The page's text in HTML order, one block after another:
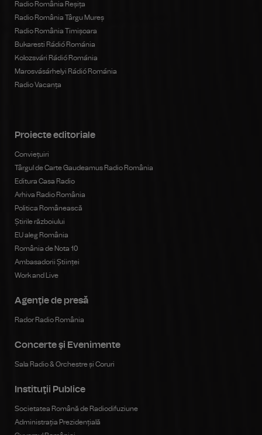
Radio România Reșița
Radio România Târgu Mureș
Radio România Timișoara
Bukaresti Rádió Románia
Kolozsvári Rádió Románia
Marosvásárhelyi Rádió Románia
Radio Vacanța
Proiecte editoriale
Conviețuiri
Târgul de Carte Gaudeamus Radio România
Editura Casa Radio
Arhiva Radio România
Politica Românească
Știrile războiului
EU aleg România
România de Nota 10
Ambasadorii Științei
Work and Live
Agenţie de presă
Rador Radio România
Concerte şi Evenimente
Sala Radio & Orchestre și Coruri
Instituţii Publice
Societatea Română de Radiodifuziune
Administrația Prezidențială